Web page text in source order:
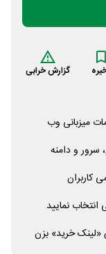
گزارش خرابی
میزبانی وب
و دامنه
کاربران
نمایید
خرید» بزن